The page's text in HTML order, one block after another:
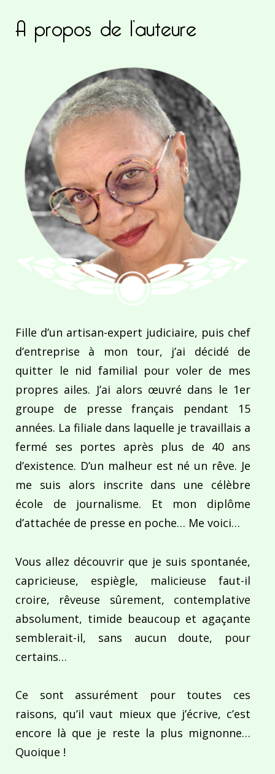
A propos de l’auteure
Fille d’un artisan-expert judiciaire, puis chef
d’entreprise à mon tour, j’ai décidé de
quitter le nid familial pour voler de mes
propres ailes. J’ai alors œuvré dans le 1er
groupe de presse français pendant 15
années. La filiale dans laquelle je travaillais a
fermé ses portes après plus de 40 ans
d’existence. D’un malheur est né un rêve. Je
me suis alors inscrite dans une célèbre
école de journalisme. Et mon diplôme
d’attachée de presse en poche… Me voici…
Vous allez découvrir que je suis spontanée,
capricieuse, espiègle, malicieuse faut-il
croire, rêveuse sûrement, contemplative
absolument, timide beaucoup et agaçante
semblerait-il, sans aucun doute, pour
certains…
Ce sont assurément pour toutes ces
raisons, qu’il vaut mieux que j’écrive, c’est
encore là que je reste la plus mignonne…
Quoique !